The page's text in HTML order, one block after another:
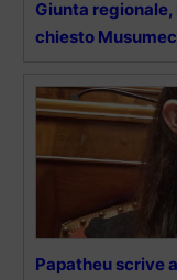
Giunta regionale,
chiesto
Papatheu scrive